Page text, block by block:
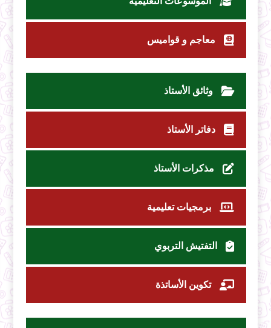
معاجم و قواميس
وثائق الأستاذ
دفاتر الأستاذ
مذكرات الأستاذ
برمجيات تعليمية
التفتيش التربوي
تكوين الأساتذة